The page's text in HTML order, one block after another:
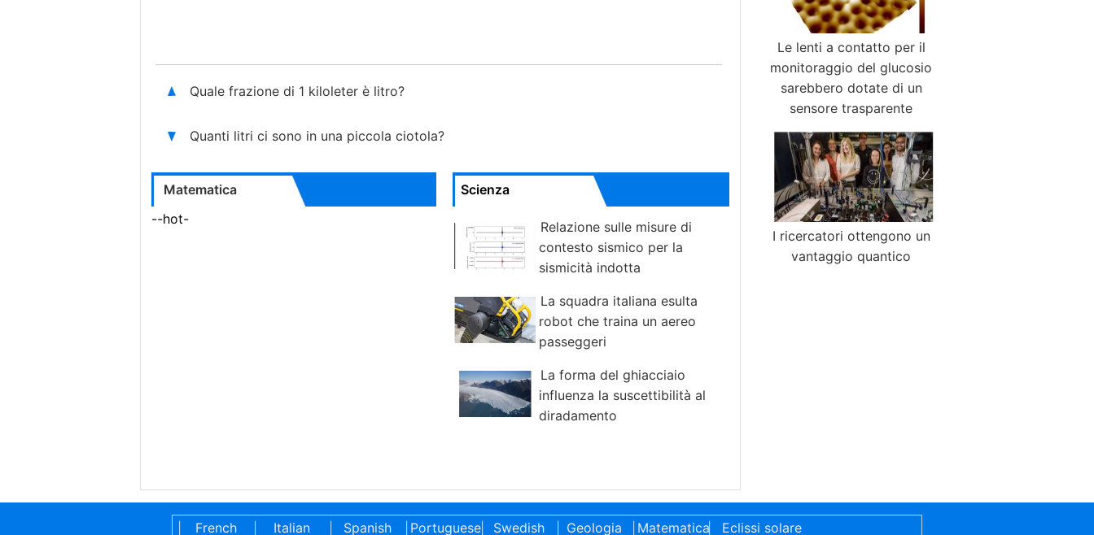
Quale frazione di 1 kiloleter è litro?
Quanti litri ci sono in una piccola ciotola?
Matematica
--hot-
Scienza
Relazione sulle misure di
contesto sismico per la
sismicità indotta
La squadra italiana esulta
robot che traina un aereo
passeggeri
La forma del ghiacciaio
influenza la suscettibilità al
diradamento
Le lenti a contatto per il
monitoraggio del glucosio
sarebbero dotate di un
sensore trasparente
I ricercatori ottengono un
vantaggio quantico
French Italian Spanish Portuguese| Swedish Geologia Matematica| Eclissi solare